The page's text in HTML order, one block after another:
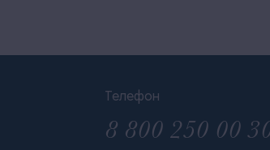
Телефон
8 800 250 00